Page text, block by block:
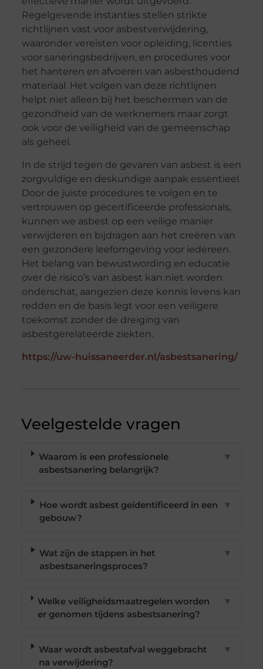
Regelgevende instanties stellen strikte
richtlijnen vast voor asbestverwijdering,
waaronder vereisten voor opleiding, licenties
voor saneringsbedrijven, en procedures voor
het hanteren en afvoeren van asbesthoudend
materiaal. Het volgen van deze richtlijnen
helpt niet alleen bij het beschermen van de
gezondheid van de werknemers maar zorgt
ook voor de veiligheid van de gemeenschap
als geheel.
In de strijd tegen de gevaren van asbest is een
zorgvuldige en deskundige aanpak essentieel.
Door de juiste procedures te volgen en te
vertrouwen op gecertificeerde professionals,
kunnen we asbest op een veilige manier
verwijderen en bijdragen aan het creëren van
een gezondere leefomgeving voor iedereen.
Het belang van bewustwording en educatie
over de risico’s van asbest kan niet worden
onderschat, aangezien deze kennis levens kan
redden en de basis legt voor een veiligere
toekomst zonder de dreiging van
asbestgerelateerde ziekten.
https://uw-huissaneerder.nl/asbestsanering/
Veelgestelde vragen
Waarom is een professionele
asbestsanering belangrijk?
▼
Hoe wordt asbest geïdentificeerd in een
gebouw?
▼
Wat zijn de stappen in het
asbestsaneringsproces?
▼
Welke veiligheidsmaatregelen worden
er genomen tijdens asbestsanering?
▼
Waar wordt asbestafval weggebracht
na verwijdering?
▼